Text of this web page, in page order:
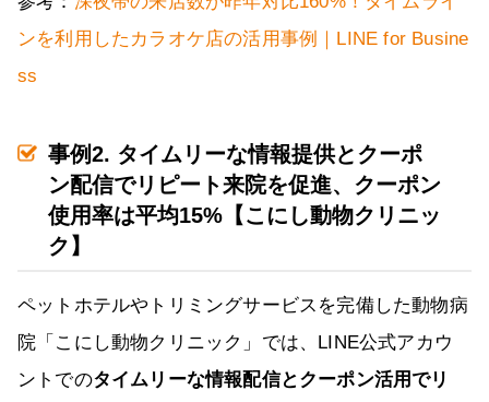
ンを利用したカラオケ店の活用事例｜LINE for Busine
ss
事例2. タイムリーな情報提供とクーポ
ン配信でリピート来院を促進、クーポン
使用率は平均15%【こにし動物クリニッ
ク】
ペットホテルやトリミングサービスを完備した動物病
院「こにし動物クリニック」では、LINE公式アカウ
ントでのタイムリーな情報配信とクーポン活用でリ